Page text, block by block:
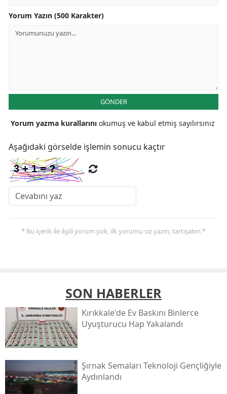
Yorum Yazın (500 Karakter)
GÖNDER
Yorum yazma kurallarını okumuş ve kabul etmiş sayılırsınız
Aşağıdaki görselde işlemin sonucu kaçtır
* Bu içerik ile ilgili yorum yok, ilk yorumu siz yazın, tartışalım *
SON HABERLER
Kırıkkale'de Ev Baskını Binlerce
Uyuşturucu Hap Yakalandı
Şırnak Semaları Teknoloji Gençliğiyle
Aydınlandı